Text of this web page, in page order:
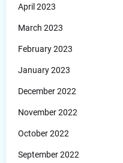
April 2023
March 2023
February 2023
January 2023
December 2022
November 2022
October 2022
September 2022